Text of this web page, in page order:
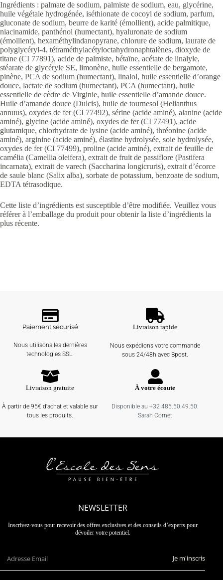
Ingrédients : palmate de sodium, palmiste de sodium, eau, glycérine,
huile végétale hydrogénée, iséthionate de cocoyl de sodium, parfum,
gluconate de sodium, beurre de karité (émollient), acide palmitique,
niacinamide, panthénol (humectant), hyaluronate de sodium
(émollient), hexaméthylindanopyrane, chlorure de sodium, laurate de
polyglycéryl-4, tétraméthylacétyloctahydronaphtalènes, dioxyde de
titane (CI 77891), acide de palmiste, bétaïne, acétate de linalyle,
stéarate de glycéryle SE, limonène, huile essentielle de bergamote,
pinène, PCA de sodium (humectant), linalol, huile essentielle d’orange
douce, lactate de sodium (humectant), PCA (humectant), huile
essentielle de cèdre de Virginie, huile essentielle d’amande douce.
Huile d’amande douce (Dulcis), huile de tournesol (Helianthus
annuus), oxydes de fer (CI 77492), sérine (acide aminé), alanine (acide
aminé), glycine (acide aminé), oxydes de fer (CI 77491), acide
glutamique, chlorhydrate de lysine (acide aminé), thréonine (acide
aminé), arginine (acide aminé), élastine hydrolysée, soie hydrolysée,
oxydes de fer (CI 77499), proline (acide aminé), extrait de feuille de
camélia (Camellia oleifera), extrait de fruit de passiflore (Pastifera
incarnata), extrait de varech (Saccharina longicruris), extrait d’écorce
de saule blanc (Salix alba), sorbate de potassium, benzoate de sodium,
EDTA tétrasodique.
Cette liste d’ingrédients est susceptible d’être modifiée. Veuillez vous
référer à l’emballage du produit pour obtenir la liste d’ingrédients la
plus récente.
Paiement sécurisé
Nous utilisons les dernières
technologies SSL.
Livraison rapide
Nous expédions votre commande
sous 24/48h avec Bpost.
Livraison gratuite
À partir de 95€ d'achat et valable sur
tous les produits.
À votre écoute
Disponible au +32 485.50.49.50.
Sarah Cornet
NEWSLETTER
Inscrivez-vous pour recevoir des offres exclusives et des conseils d’experts pour
dévoiler votre potentiel.
Je m'inscris